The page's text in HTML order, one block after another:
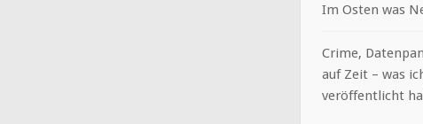
Im Osten was
Crime,
auf Zeit – was
veröffentlicht